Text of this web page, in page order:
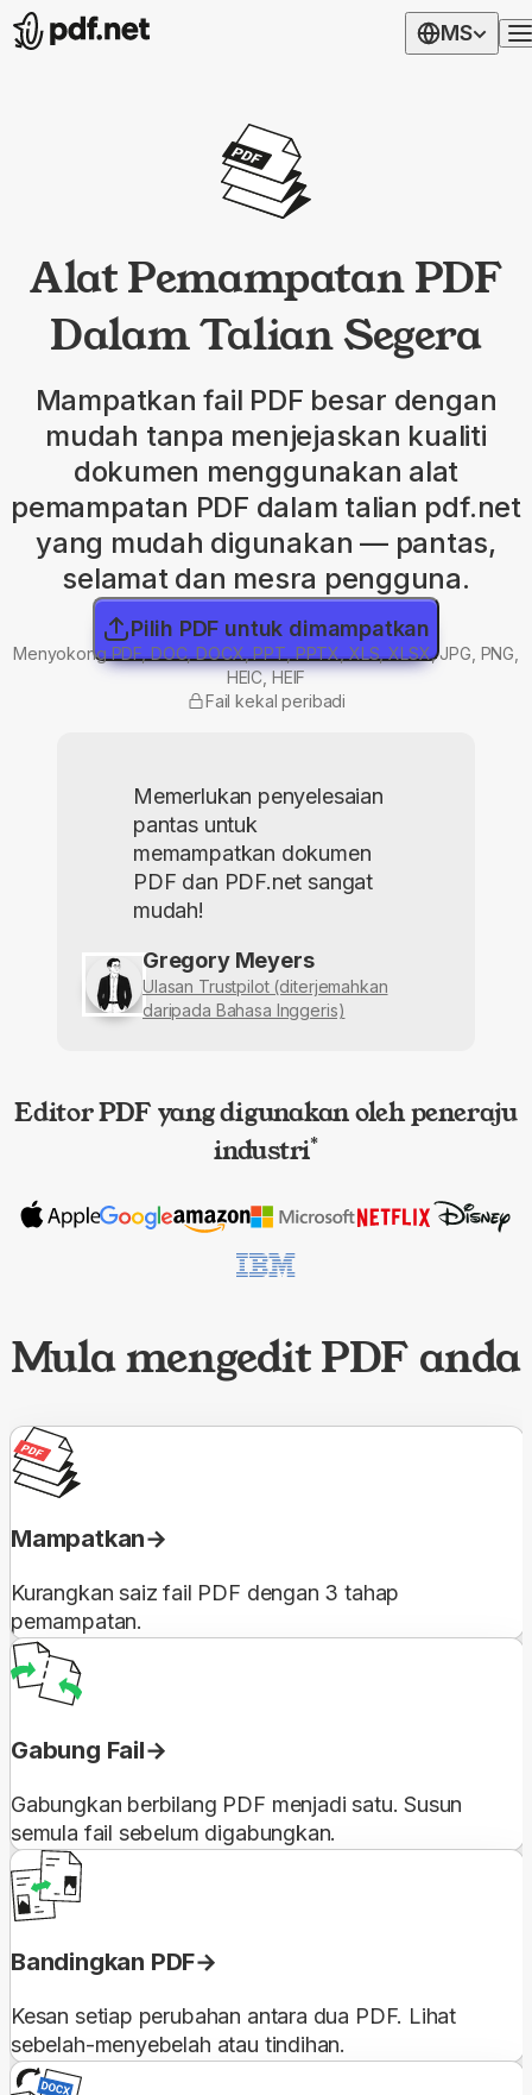
MS
Alat Pemampatan PDF
Dalam Talian Segera
Mampatkan fail PDF besar dengan
mudah tanpa menjejaskan kualiti
dokumen menggunakan alat
pemampatan PDF dalam talian pdf.net
yang mudah digunakan — pantas,
selamat dan mesra pengguna.
Pilih PDF untuk dimampatkan
Menyokong PDF, DOC, DOCX, PPT, PPTX, XLS, XLSX, JPG, PNG,
HEIC, HEIF
Fail kekal peribadi
Memerlukan penyelesaian
pantas untuk
memampatkan dokumen
PDF dan PDF.net sangat
mudah!
Gregory Meyers
Ulasan Trustpilot (diterjemahkan
daripada Bahasa Inggeris)
Editor PDF yang digunakan oleh peneraju
industri*
Mula mengedit PDF anda
Mampatkan
Kurangkan saiz fail PDF dengan 3 tahap
pemampatan.
Gabung Fail
Gabungkan berbilang PDF menjadi satu. Susun
semula fail sebelum digabungkan.
Bandingkan PDF
Kesan setiap perubahan antara dua PDF. Lihat
sebelah-menyebelah atau tindihan.